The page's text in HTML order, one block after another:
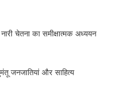
चेतना का समीक्षात्मक अध्ययन
जनजातियां और साहित्य